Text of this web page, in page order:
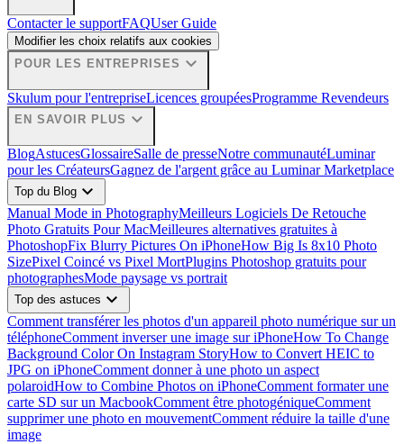
Contacter le supportFAQUser Guide
Modifier les choix relatifs aux cookies
POUR LES ENTREPRISES expand_more
Skulum pour l'entrepriseLicences groupéesProgramme Revendeurs
EN SAVOIR PLUS expand_more
BlogAstucesGlossaireSalle de presseNotre communautéLuminar
pour les CréateursGagnez de l'argent grâce au Luminar Marketplace
Top du Blog expand_more
Manual Mode in PhotographyMeilleurs Logiciels De Retouche
Photo Gratuits Pour MacMeilleures alternatives gratuites à
PhotoshopFix Blurry Pictures On iPhoneHow Big Is 8x10 Photo
SizePixel Coincé vs Pixel MortPlugins Photoshop gratuits pour
photographesMode paysage vs portrait
Top des astuces expand_more
Comment transférer les photos d'un appareil photo numérique sur un
téléphoneComment inverser une image sur iPhoneHow To Change
Background Color On Instagram StoryHow to Convert HEIC to
JPG on iPhoneComment donner à une photo un aspect
polaroidHow to Combine Photos on iPhoneComment formater une
carte SD sur un MacbookComment être photogéniqueComment
supprimer une photo en mouvementComment réduire la taille d'une
image